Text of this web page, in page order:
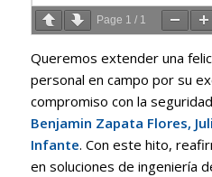
Page 1 / 1
Queremos extender una
personal en campo por su
compromiso con la seguridad
Benjamin Zapata Flores,
Infante. Con este hito,
en soluciones de ingeniería